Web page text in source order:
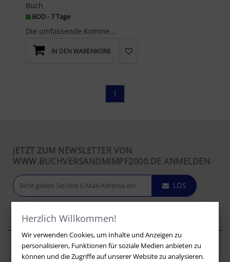
Herzlich Willkommen!
Wir verwenden Cookies, um Inhalte und Anzeigen zu
personalisieren, Funktionen für soziale Medien anbieten zu
können und die Zugriffe auf unserer Website zu analysieren.
Buch
BOD - 7 Tage
Die umfassende Kommentierungbehandelt über das eigentliche Insolvenzrecht hinaus die Abwicklung u...
IN DEN WARENKORB
1
JETZT ZUM NEWSLETTER VON
WWW.BUCHVERSANDMIMPF2000.DE ANMELDEN
LOS
Über buchversandmimpf2000.de